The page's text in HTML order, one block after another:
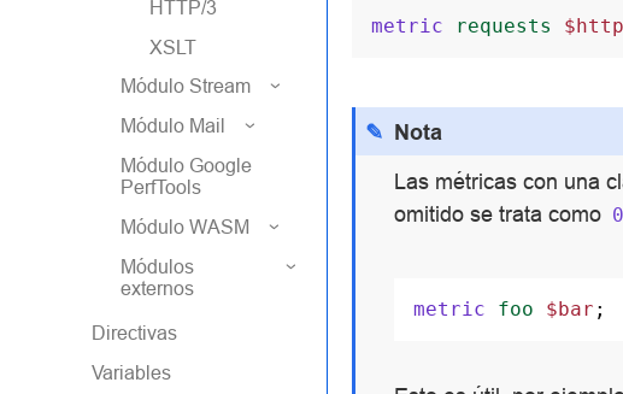
HTTP/3
XSLT
Módulo Stream
Módulo Mail
Módulo Google
PerfTools
Módulo WASM
Módulos
externos
Directivas
Variables
metric requests
Nota
Las métricas con una
omitido se trata como 0
metric foo $bar ;